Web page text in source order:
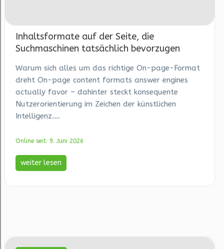
Inhaltsformate auf der Seite, die
Suchmaschinen tatsächlich bevorzugen
Warum sich alles um das richtige On-page-Format
dreht On-page content formats answer engines
actually favor – dahinter steckt konsequente
Nutzerorientierung im Zeichen der künstlichen
Intelligenz....
Online seit: 9. Juni 2026
weiter lesen